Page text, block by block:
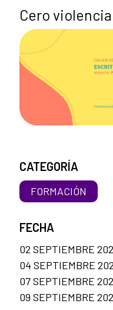
Cero
CATEGORÍA
FORMACIÓN
FECHA
02 SEPTIEMBRE
04 SEPTIEMBRE
07 SEPTIEMBRE
09 SEPTIEMBRE